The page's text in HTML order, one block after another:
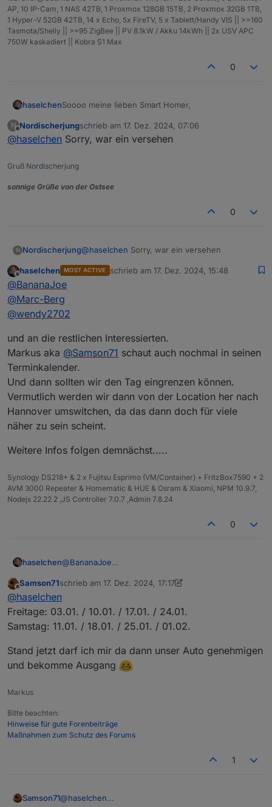
AP, 10 IP-Cam, 1 NAS 42TB, 1 Proxmox 128GB 15TB, 2 Proxmox 32GB 1TB,
1 Hyper-V 52GB 42TB, 14 x Echo, 5x FireTV, 5 x Tablett/Handy VIS || >=160
Tasmota/Shelly || >=95 ZigBee || PV 8.1kW / Akku 14kWh || 2x USV APC
750W kaskadiert || Kobra S1 Max
0
haselchenSoooo meine lieben Smart Homer,
was die Jungs aus dem Raum Karlsruhe können,
können die Norddeutschen ja wohl auch
Januar '25 mitteilen (bevorzugt bitte Freitag oder
den Wohnort, habe aber mal geguckt, welche
Vielzahl von Lokalitäten bietet -> herausgekommen
weiss ich natürlich nicht und jedem wird man es
@
BananaJoe
@
Samson71
@martinschm ?
Edit:
gerade erst gesehen , was bewog Dich für einen
N
Offline
Nordischerjungschrieb am 17. Dez. 2024, 07:06
zuletzt editiert von
@haselchen Sorry, war ein versehen
Gruß Nordischerjung
sonnige Grüße von der Ostsee
0
N Nordischerjung@haselchen Sorry, war ein versehen
Offline
haselchen MOST ACTIVE schrieb am 17. Dez. 2024, 15:48
zuletzt editiert von
@BananaJoe
@Marc-Berg
@wendy2702
und an die restlichen Interessierten.
Markus aka @Samson71 schaut auch nochmal in seinen
Terminkalender.
Und dann sollten wir den Tag eingrenzen können.
Vermutlich werden wir dann von der Location her nach
Hannover umswitchen, da das dann doch für viele
näher zu sein scheint.
Weitere Infos folgen demnächst.....
Synology DS218+ & 2 x Fujitsu Esprimo (VM/Container) + FritzBox7590 + 2
AVM 3000 Repeater & Homematic & HUE & Osram & Xiaomi, NPM 10.9.7,
Nodejs 22.22.2 ,JS Controller 7.0.7 ,Admin 7.8.24
0
haselchen@BananaJoe
@wendy2702
und an die restlichen Interessierten.
seinen Terminkalender.
Vermutlich werden wir dann von der Location her
viele näher zu sein scheint.
Weitere Infos folgen demnächst.....
Offline
Samson71schrieb am 17. Dez. 2024, 17:17
zuletzt editiert von Samson71
@haselchen
Freitage: 03.01. / 10.01. / 17.01. / 24.01.
Samstag: 11.01. / 18.01. / 25.01. / 01.02.
Stand jetzt darf ich mir da dann unser Auto genehmigen
und bekomme Ausgang
Markus
Bitte beachten:
Hinweise für gute Forenbeiträge
Maßnahmen zum Schutz des Forums
1
Samson71@haselchen